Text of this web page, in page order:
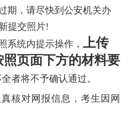
期， 请尽快到公安机关办
提交照片!
系统内提示操作， 上传
页面下方的材料要
者将不予确认通过。
真核对网报信息，考生因网